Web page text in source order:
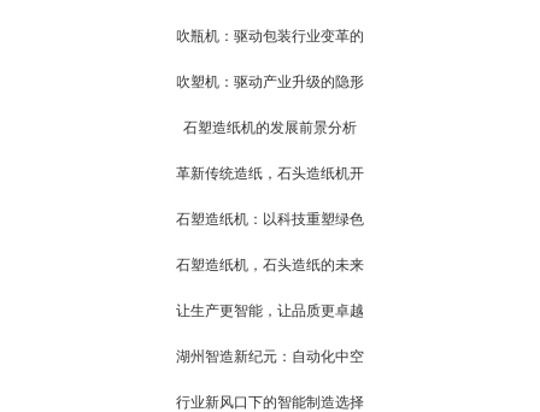
吹瓶机：驱动包装行业变革的
吹塑机：驱动产业升级的隐形
石塑造纸机的发展前景分析
革新传统造纸，石头造纸机开
石塑造纸机：以科技重塑绿色
石塑造纸机，石头造纸的未来
让生产更智能，让品质更卓越
湖州智造新纪元：自动化中空
行业新风口下的智能制造选择